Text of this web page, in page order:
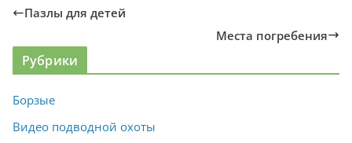
Пазлы для детей
Места погребения
Рубрики
Борзые
Видео подводной охоты